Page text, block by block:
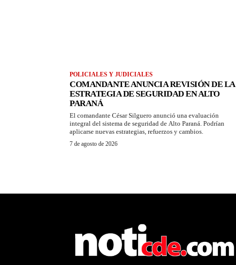
POLICIALES Y JUDICIALES
COMANDANTE ANUNCIA REVISIÓN DE LA
ESTRATEGIA DE SEGURIDAD EN ALTO
PARANÁ
El comandante César Silguero anunció una evaluación
integral del sistema de seguridad de Alto Paraná. Podrían
aplicarse nuevas estrategias, refuerzos y cambios.
7 de agosto de 2026